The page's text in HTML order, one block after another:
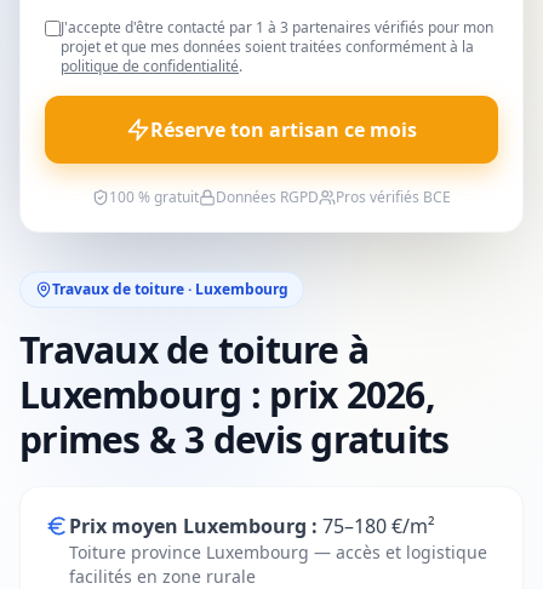
Travaux de toiture · Luxembourg
Travaux de toiture à
Luxembourg : prix 2026,
primes & 3 devis gratuits
Prix moyen Luxembourg : 75–180 €/m²
Toiture province Luxembourg — accès et logistique
facilités en zone rurale
J'accepte d'être contacté par 1 à 3 partenaires vérifiés pour mon
projet et que mes données soient traitées conformément à la
politique de confidentialité.
Réserve ton artisan ce mois
100 % gratuit Données RGPD Pros vérifiés BCE